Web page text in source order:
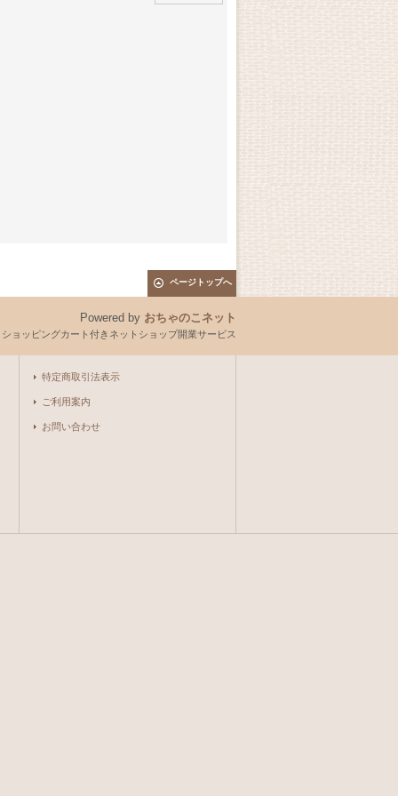
ページトップへ
Powered by おちゃのこネット
ョッピングカート付きネットショップ開業サービス
特定商取引法表示
ご利用案内
お問い合わせ